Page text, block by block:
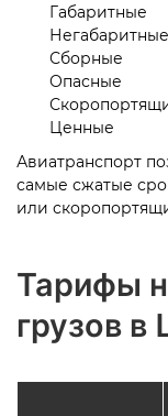
Габаритные
Негабаритные
Сборные
Опасные
Ценные
Авиатранспорт
самые сжатые
или
Тарифы
грузов